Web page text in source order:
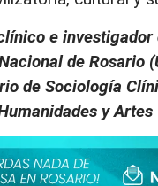
e investigador
de Rosario
de Sociología
y Artes